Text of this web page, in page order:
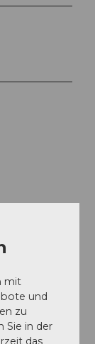
mit
und
zu
Sie in der
das